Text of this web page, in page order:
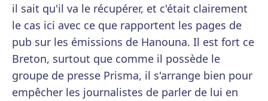
il sait qu'il va le récupérer, et c'était clairement
le cas ici avec ce que rapportent les pages de
pub sur les émissions de Hanouna. Il est fort ce
Breton, surtout que comme il possède le
groupe de presse Prisma, il s'arrange bien pour
empêcher les journalistes de parler de lui en